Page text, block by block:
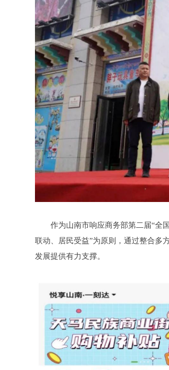
作为山南市响应商务部第二届“全
联动、居民受益”为原则，通过整合多
发展提供有力支撑。